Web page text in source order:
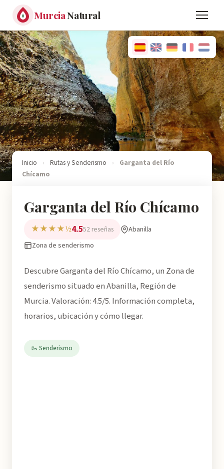
MurciaNatural
Inicio › Rutas y Senderismo ›
Garganta del Río
Chícamo
Garganta del Río Chícamo
★★★★½4.552 reseñas
Abanilla
Zona de senderismo
Descubre Garganta del Río Chícamo, un Zona de
senderismo situado en Abanilla, Región de
Murcia. Valoración: 4.5/5. Información completa,
horarios, ubicación y cómo llegar.
🥾 Senderismo